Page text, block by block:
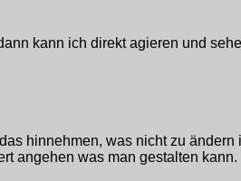
kann ich direkt agieren und
hinnehmen, was nicht zu ändern
angehen was man gestalten kann.